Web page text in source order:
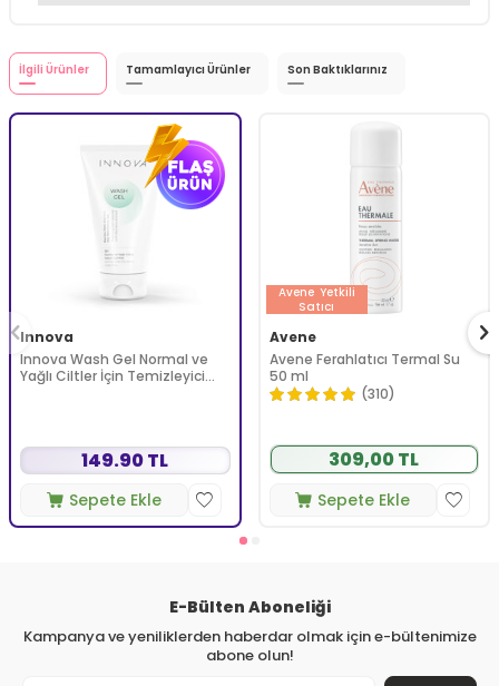
İlgili Ürünler Tamamlayıcı Ürünler Son Baktıklarınız
Innova
Innova Wash Gel Normal ve
Yağlı Ciltler İçin Temizleyici
149.90 TL
Sepete Ekle
Avene Yetkili
Satıcı
Avene
Avene Ferahlatıcı Termal Su
50 ml
(310)
309,00 TL
Sepete Ekle
E-Bülten Aboneliği
Kampanya ve yeniliklerden haberdar olmak için e-bültenimize
abone olun!